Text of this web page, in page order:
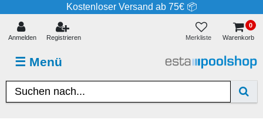
Kostenloser Versand ab 75€ 📦
☰ Menü
Anmelden Registrieren Merkliste
0
Warenkorb